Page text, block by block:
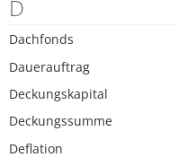
D
Dachfonds
Dauerauftrag
Deckungskapital
Deckungssumme
Deflation